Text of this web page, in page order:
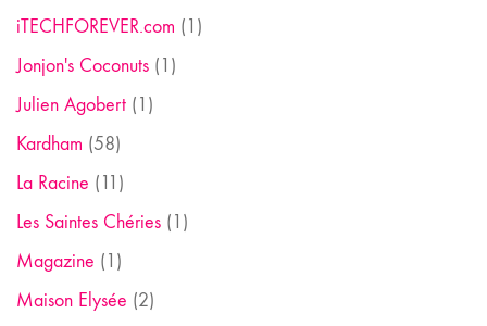
iTECHFOREVER.com (1)
Jonjon's Coconuts (1)
Julien Agobert (1)
Kardham (58)
La Racine (11)
Les Saintes Chéries (1)
Magazine (1)
Maison Elysée (2)